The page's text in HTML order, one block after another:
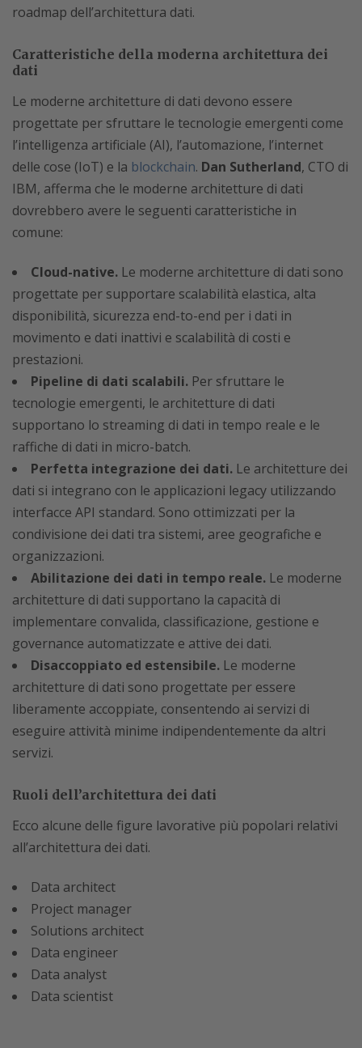
roadmap dell’architettura dati.
Caratteristiche della moderna architettura dei
dati
Le moderne architetture di dati devono essere
progettate per sfruttare le tecnologie emergenti come
l’intelligenza artificiale (AI), l’automazione, l’internet
delle cose (IoT) e la blockchain. Dan Sutherland, CTO di
IBM, afferma che le moderne architetture di dati
dovrebbero avere le seguenti caratteristiche in
comune:
Cloud-native. Le moderne architetture di dati sono
progettate per supportare scalabilità elastica, alta
disponibilità, sicurezza end-to-end per i dati in
movimento e dati inattivi e scalabilità di costi e
prestazioni.
Pipeline di dati scalabili. Per sfruttare le
tecnologie emergenti, le architetture di dati
supportano lo streaming di dati in tempo reale e le
raffiche di dati in micro-batch.
Perfetta integrazione dei dati. Le architetture dei
dati si integrano con le applicazioni legacy utilizzando
interfacce API standard. Sono ottimizzati per la
condivisione dei dati tra sistemi, aree geografiche e
organizzazioni.
Abilitazione dei dati in tempo reale. Le moderne
architetture di dati supportano la capacità di
implementare convalida, classificazione, gestione e
governance automatizzate e attive dei dati.
Disaccoppiato ed estensibile. Le moderne
architetture di dati sono progettate per essere
liberamente accoppiate, consentendo ai servizi di
eseguire attività minime indipendentemente da altri
servizi.
Ruoli dell’architettura dei dati
Ecco alcune delle figure lavorative più popolari relativi
all’architettura dei dati.
Data architect
Project manager
Solutions architect
Data engineer
Data analyst
Data scientist